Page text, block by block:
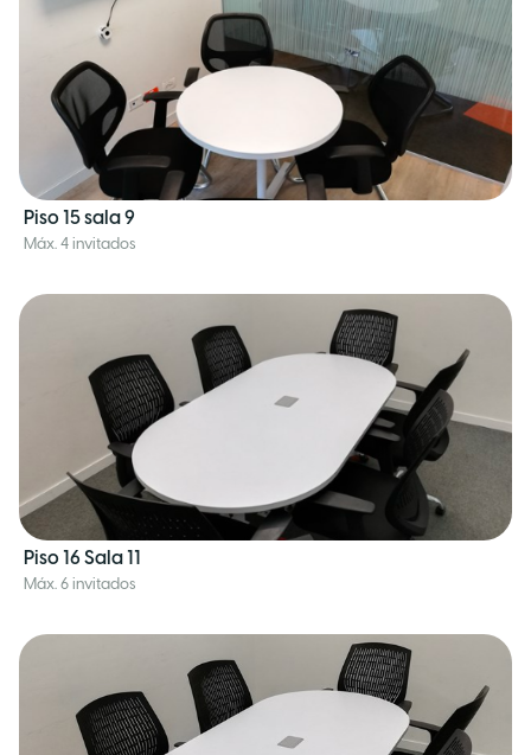
Piso 15 sala 9
Máx. 4 invitados
Piso 16 Sala 11
Máx. 6 invitados